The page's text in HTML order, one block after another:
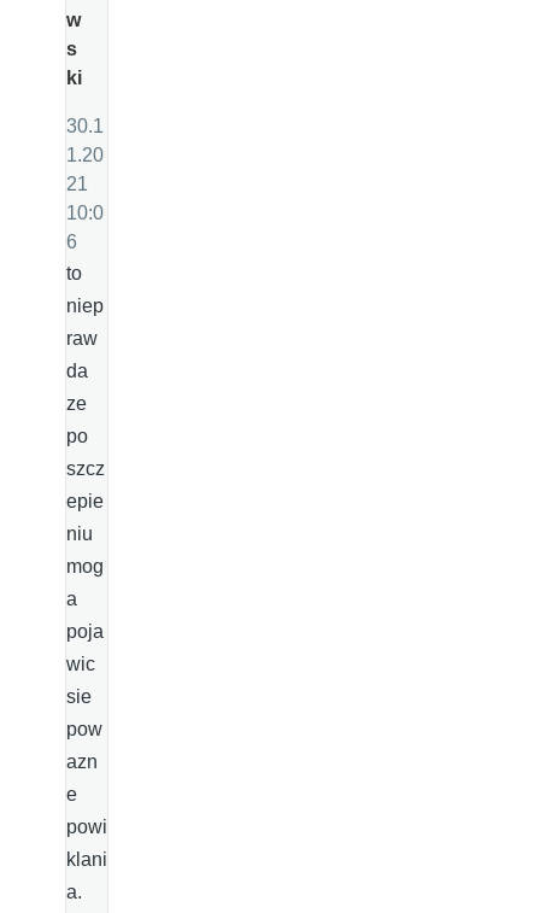
w
s
ki
30.1
1.20
21
10:0
6
to
niep
raw
da
ze
po
szcz
epie
niu
mog
a
poja
wic
sie
pow
azn
e
powi
klani
a.